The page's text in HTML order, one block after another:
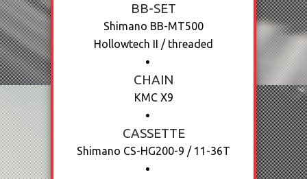
BB-SET
Shimano BB-MT500
Hollowtech II / threaded
CHAIN
KMC X9
CASSETTE
Shimano CS-HG200-9 / 11-36T